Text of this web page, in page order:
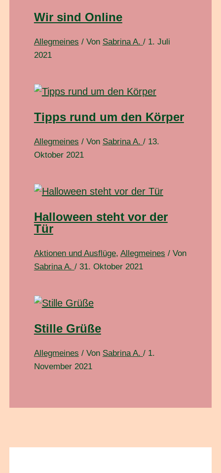
Wir sind Online
Allegmeines / Von Sabrina A. / 1. Juli
2021
Tipps rund um den Körper
Allegmeines / Von Sabrina A. / 13.
Oktober 2021
Halloween steht vor der
Tür
Aktionen und Ausflüge, Allegmeines / Von
Sabrina A. / 31. Oktober 2021
Stille Grüße
Allegmeines / Von Sabrina A. / 1.
November 2021